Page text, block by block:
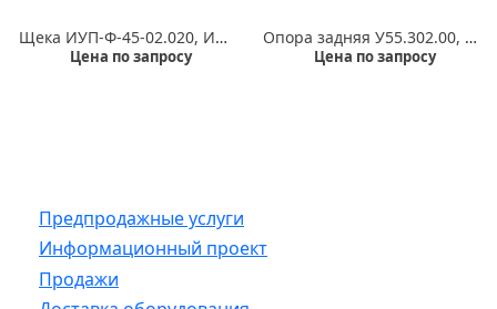
Щека ИУП-Ф-45-02.020, ИУП-Ф-45-02.020-03
Цена по запросу
Опора задняя У55.302.00, установка ограничительная 40.322.01
Цена по запросу
Предпродажные услуги
Информационный проект
Продажи